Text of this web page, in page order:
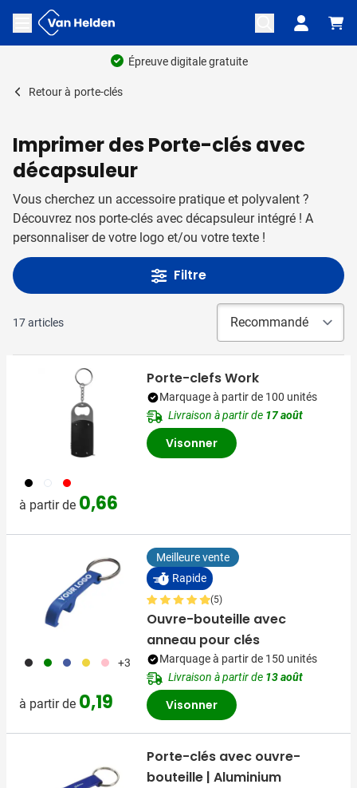
Aller au contenu
Ouvrir le menu
Épreuve digitale gratuite
Retour à porte-clés
Imprimer des Porte-clés avec
décapsuleur
Vous cherchez un accessoire pratique et polyvalent ?
Découvrez nos porte-clés avec décapsuleur intégré ! A
personnaliser de votre logo et/ou votre texte !
Filtre
17articles
001 002 008
à partir de 0,66
Porte-clefs Work
Marquage à partir de 100 unités
Livraison à partir de 17 août
Visonner
001 004 005 006 017 +3
à partir de 0,19
Meilleure vente
Rapide
(5)
Ouvre-bouteille avec
anneau pour clés
Marquage à partir de 150 unités
Livraison à partir de 13 août
Visonner
Porte-clés avec ouvre-
bouteille | Aluminium